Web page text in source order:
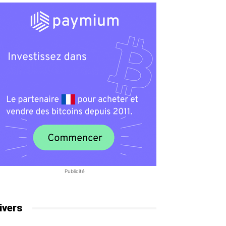
Publicité